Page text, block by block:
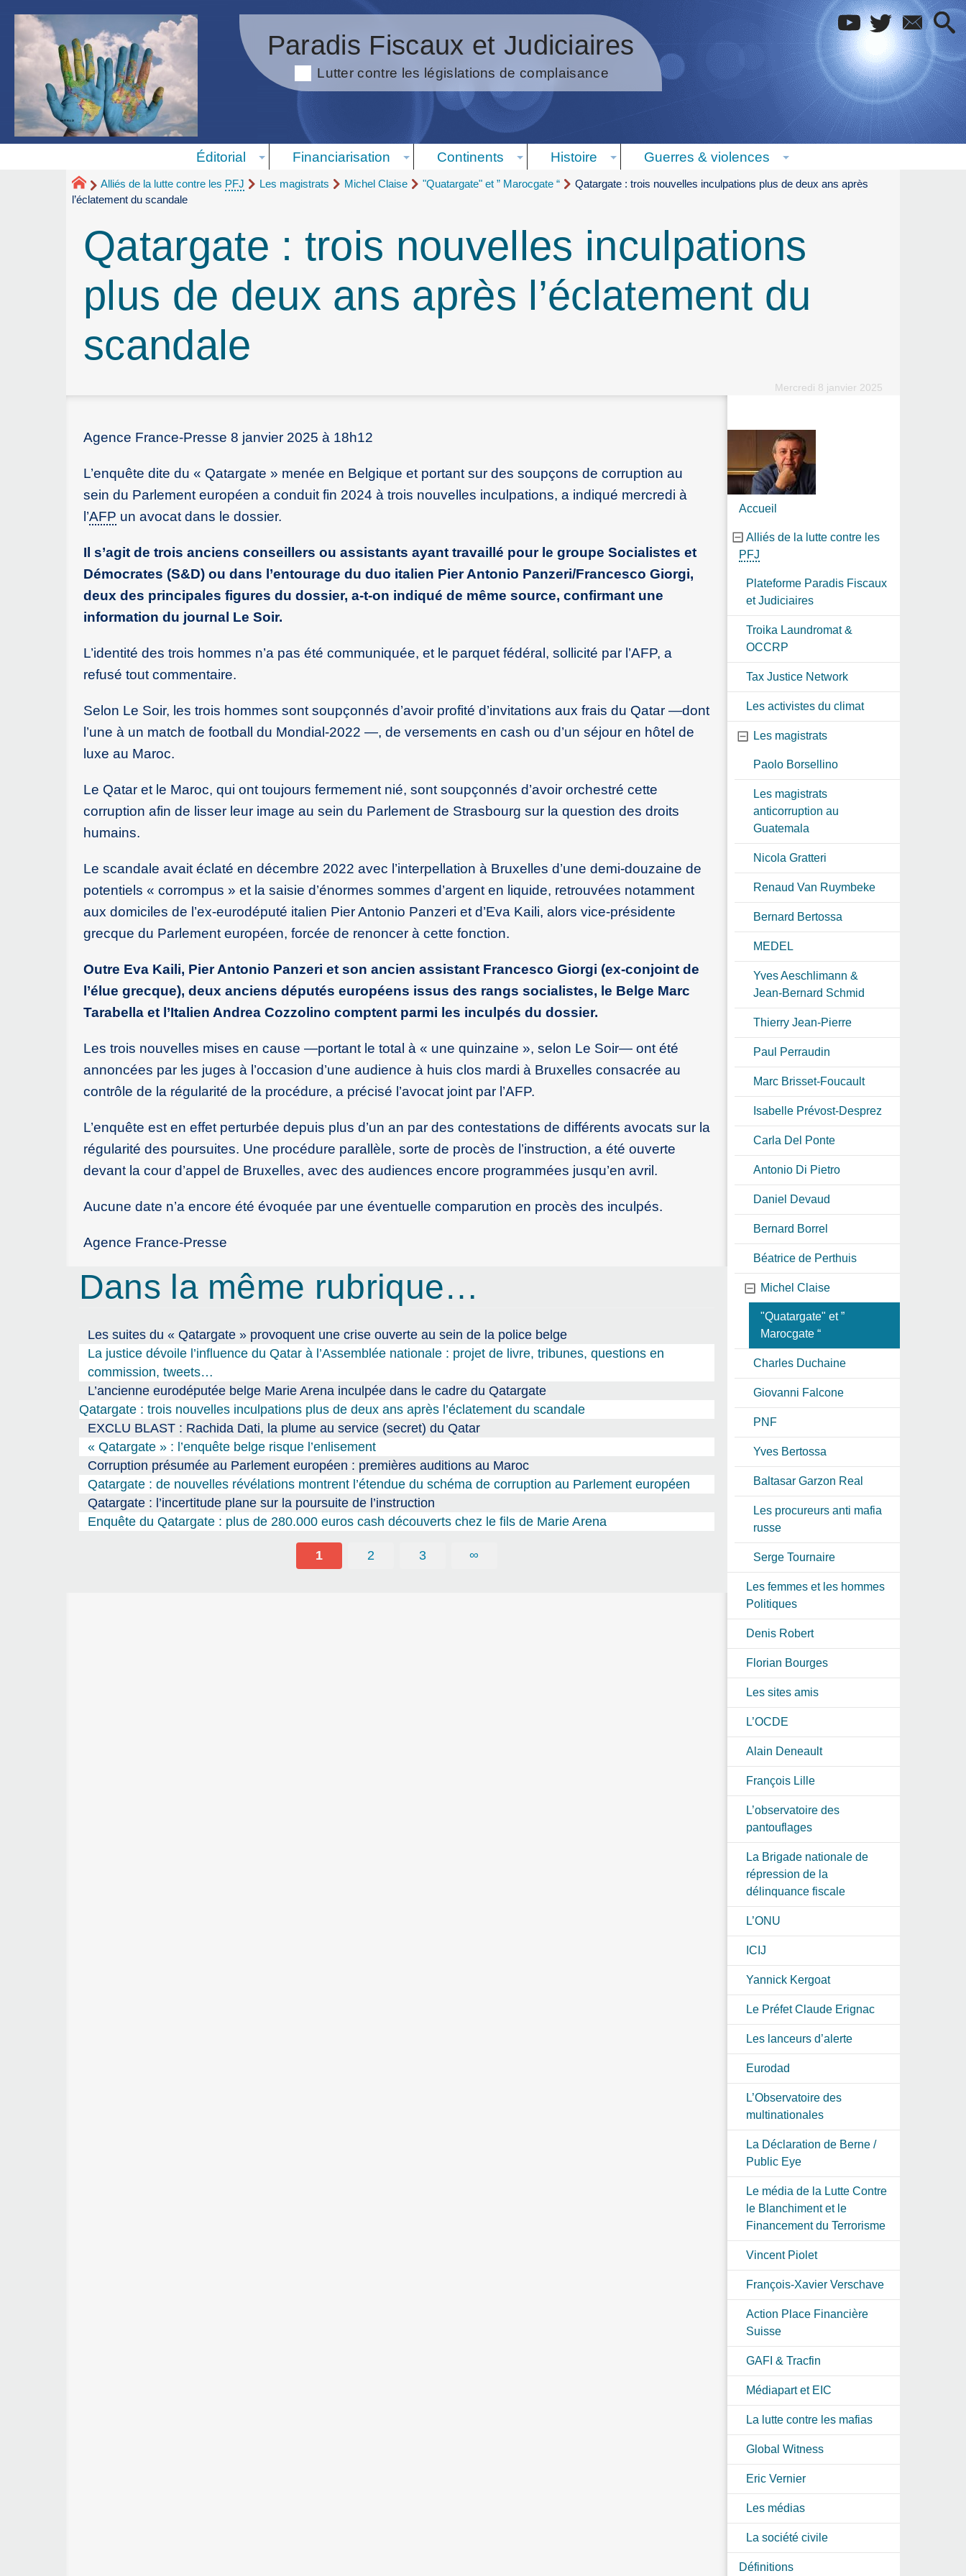
Paradis Fiscaux et Judiciaires
Lutter contre les législations de complaisance
Éditorial Financiarisation Continents Histoire Guerres & violences
Alliés de la lutte contre les PFJ Les magistrats Michel Claise "Quatargate" et ” Marocgate “
Qatargate : trois nouvelles inculpations plus de deux ans après
l’éclatement du scandale
Qatargate : trois nouvelles inculpations
plus de deux ans après l’éclatement du
scandale
Mercredi 8 janvier 2025
Agence France-Presse 8 janvier 2025 à 18h12
L’enquête dite du « Qatargate » menée en Belgique et portant sur des soupçons de corruption au
sein du Parlement européen a conduit fin 2024 à trois nouvelles inculpations, a indiqué mercredi à
l’AFP un avocat dans le dossier.
Il s’agit de trois anciens conseillers ou assistants ayant travaillé pour le groupe Socialistes et
Démocrates (S&D) ou dans l’entourage du duo italien Pier Antonio Panzeri/Francesco Giorgi,
deux des principales figures du dossier, a-t-on indiqué de même source, confirmant une
information du journal Le Soir.
L’identité des trois hommes n’a pas été communiquée, et le parquet fédéral, sollicité par l’AFP, a
refusé tout commentaire.
Selon Le Soir, les trois hommes sont soupçonnés d’avoir profité d’invitations aux frais du Qatar —dont
l’une à un match de football du Mondial-2022 —, de versements en cash ou d’un séjour en hôtel de
luxe au Maroc.
Le Qatar et le Maroc, qui ont toujours fermement nié, sont soupçonnés d’avoir orchestré cette
corruption afin de lisser leur image au sein du Parlement de Strasbourg sur la question des droits
humains.
Le scandale avait éclaté en décembre 2022 avec l’interpellation à Bruxelles d’une demi-douzaine de
potentiels « corrompus » et la saisie d’énormes sommes d’argent en liquide, retrouvées notamment
aux domiciles de l’ex-eurodéputé italien Pier Antonio Panzeri et d’Eva Kaili, alors vice-présidente
grecque du Parlement européen, forcée de renoncer à cette fonction.
Outre Eva Kaili, Pier Antonio Panzeri et son ancien assistant Francesco Giorgi (ex-conjoint de
l’élue grecque), deux anciens députés européens issus des rangs socialistes, le Belge Marc
Tarabella et l’Italien Andrea Cozzolino comptent parmi les inculpés du dossier.
Les trois nouvelles mises en cause —portant le total à « une quinzaine », selon Le Soir— ont été
annoncées par les juges à l’occasion d’une audience à huis clos mardi à Bruxelles consacrée au
contrôle de la régularité de la procédure, a précisé l’avocat joint par l’AFP.
L’enquête est en effet perturbée depuis plus d’un an par des contestations de différents avocats sur la
régularité des poursuites. Une procédure parallèle, sorte de procès de l’instruction, a été ouverte
devant la cour d’appel de Bruxelles, avec des audiences encore programmées jusqu’en avril.
Aucune date n’a encore été évoquée par une éventuelle comparution en procès des inculpés.
Agence France-Presse
Dans la même rubrique…
Les suites du « Qatargate » provoquent une crise ouverte au sein de la police belge
La justice dévoile l’influence du Qatar à l’Assemblée nationale : projet de livre, tribunes, questions en
commission, tweets…
L’ancienne eurodéputée belge Marie Arena inculpée dans le cadre du Qatargate
Qatargate : trois nouvelles inculpations plus de deux ans après l’éclatement du scandale
EXCLU BLAST : Rachida Dati, la plume au service (secret) du Qatar
« Qatargate » : l’enquête belge risque l’enlisement
Corruption présumée au Parlement européen : premières auditions au Maroc
Qatargate : de nouvelles révélations montrent l’étendue du schéma de corruption au Parlement européen
Qatargate : l’incertitude plane sur la poursuite de l’instruction
Enquête du Qatargate : plus de 280.000 euros cash découverts chez le fils de Marie Arena
1 2 3 ∞
Accueil
Alliés de la lutte contre les
PFJ
Plateforme Paradis Fiscaux
et Judiciaires
Troika Laundromat &
OCCRP
Tax Justice Network
Les activistes du climat
Les magistrats
Paolo Borsellino
Les magistrats
anticorruption au
Guatemala
Nicola Gratteri
Renaud Van Ruymbeke
Bernard Bertossa
MEDEL
Yves Aeschlimann &
Jean-Bernard Schmid
Thierry Jean-Pierre
Paul Perraudin
Marc Brisset-Foucault
Isabelle Prévost-Desprez
Carla Del Ponte
Antonio Di Pietro
Daniel Devaud
Bernard Borrel
Béatrice de Perthuis
Michel Claise
"Quatargate" et ”
Marocgate “
Charles Duchaine
Giovanni Falcone
PNF
Yves Bertossa
Baltasar Garzon Real
Les procureurs anti mafia
russe
Serge Tournaire
Les femmes et les hommes
Politiques
Denis Robert
Florian Bourges
Les sites amis
L’OCDE
Alain Deneault
François Lille
L’observatoire des
pantouflages
La Brigade nationale de
répression de la
délinquance fiscale
L’ONU
ICIJ
Yannick Kergoat
Le Préfet Claude Erignac
Les lanceurs d’alerte
Eurodad
L’Observatoire des
multinationales
La Déclaration de Berne /
Public Eye
Le média de la Lutte Contre
le Blanchiment et le
Financement du Terrorisme
Vincent Piolet
François-Xavier Verschave
Action Place Financière
Suisse
GAFI & Tracfin
Médiapart et EIC
La lutte contre les mafias
Global Witness
Eric Vernier
Les médias
La société civile
Définitions